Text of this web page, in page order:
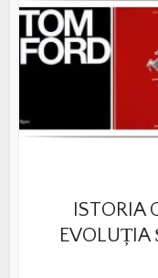
ISTORIA
EVOLUȚIA